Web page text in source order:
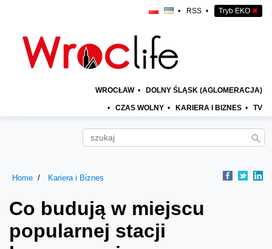
• RSS • Tryb EKO ✖
WROCŁAW • DOLNY ŚLĄSK (AGLOMERACJA)
• CZAS WOLNY • KARIERA I BIZNES • TV
Home Kariera i Biznes
Co budują w miejscu
popularnej stacji